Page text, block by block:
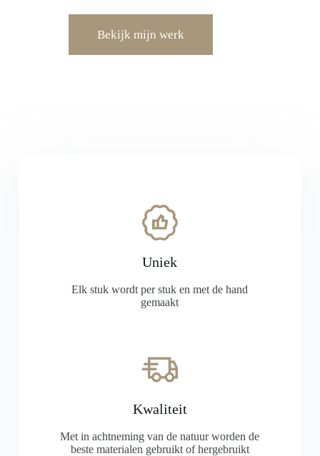
Bekijk mijn werk
Uniek
Elk stuk wordt per stuk en met de hand
gemaakt
Kwaliteit
Met in achtneming van de natuur worden de
beste materialen gebruikt of hergebruikt